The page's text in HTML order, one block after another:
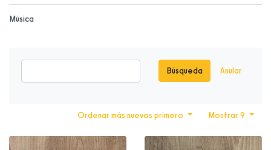
Música
Búsqueda Anular
Mostrar 9
Ordenar más nuevos primero